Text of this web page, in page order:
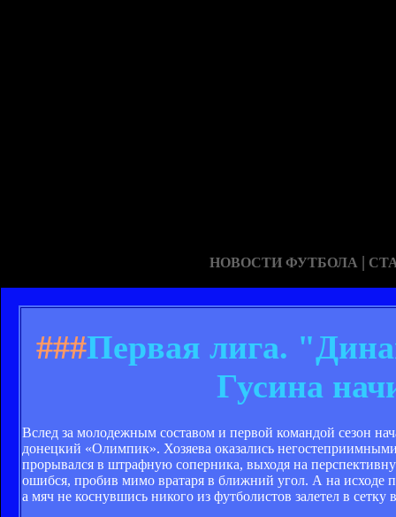
НОВОСТИ ФУТБОЛА |
###Первая лига.
Гусина
Вслед за молодежным составом и первой командой сезон
донецкий «Олимпик». Хозяева оказались
прорывался в штрафную соперника, выходя на
ошибся, пробив мимо вратаря в ближний угол. А на исходе
а мяч не коснувшись никого из футболистов залетел в сетку